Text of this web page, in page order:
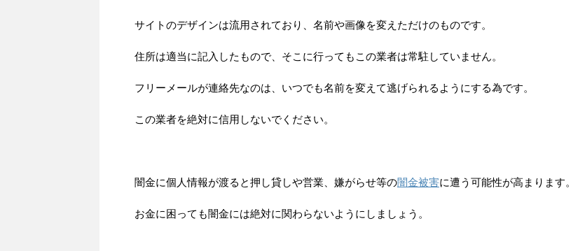
サイトのデザインは流用されており、名前や画像を変えただけのものです。
住所は適当に記入したもので、そこに行ってもこの業者は常駐していません。
フリーメールが連絡先なのは、いつでも名前を変えて逃げられるようにする為です。
この業者を絶対に信用しないでください。
闇金に個人情報が渡ると押し貸しや営業、嫌がらせ等の闇金被害に遭う可能性が高まります。
お金に困っても闇金には絶対に関わらないようにしましょう。